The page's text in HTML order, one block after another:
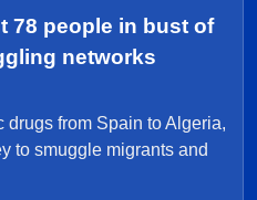
78 people in bust of
networks
from Spain to Algeria,
to smuggle migrants and